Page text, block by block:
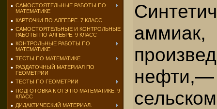
САМОСТОЯТЕЛЬНЫЕ РАБОТЫ ПО
МАТЕМАТИКЕ
КАРТОЧКИ ПО АЛГЕБРЕ. 7 КЛАСС
САМОСТОЯТЕЛЬНЫЕ И КОНТРОЛЬНЫЕ
РАБОТЫ ПО АЛГЕБРЕ. 9 КЛАСС
КОНТРОЛЬНЫЕ РАБОТЫ ПО
МАТЕМАТИКЕ
ТЕСТЫ ПО МАТЕМАТИКЕ
РАЗДАТОЧНЫЙ МАТЕРИАЛ ПО
ГЕОМЕТРИИ
ТЕСТЫ ПО ГЕОМЕТРИИ
ПОДГОТОВКА К ОГЭ ПО МАТЕМАТИКЕ. 9
КЛАСС
ДИДАКТИЧЕСКИЙ МАТЕРИАЛ.
аммиак,